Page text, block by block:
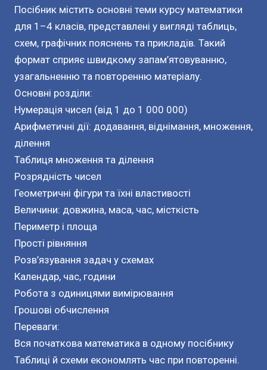
Посібник містить основні теми курсу математики
для 1–4 класів, представлені у вигляді таблиць,
схем, графічних пояснень та прикладів. Такий
формат сприяє швидкому запам’ятовуванню,
узагальненню та повторенню матеріалу.
Основні розділи:
Нумерація чисел (від 1 до 1 000 000)
Арифметичні дії: додавання, віднімання, множення,
ділення
Таблиця множення та ділення
Розрядність чисел
Геометричні фігури та їхні властивості
Величини: довжина, маса, час, місткість
Периметр і площа
Прості рівняння
Розв’язування задач у схемах
Календар, час, години
Робота з одиницями вимірювання
Грошові обчислення
Переваги:
Вся початкова математика в одному посібнику
Таблиці й схеми економлять час при повторенні.